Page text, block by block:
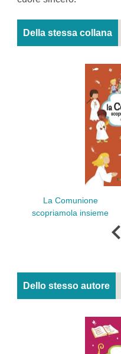
Della stessa collana
La Comunione
scopriamola insieme
Dello stesso autore